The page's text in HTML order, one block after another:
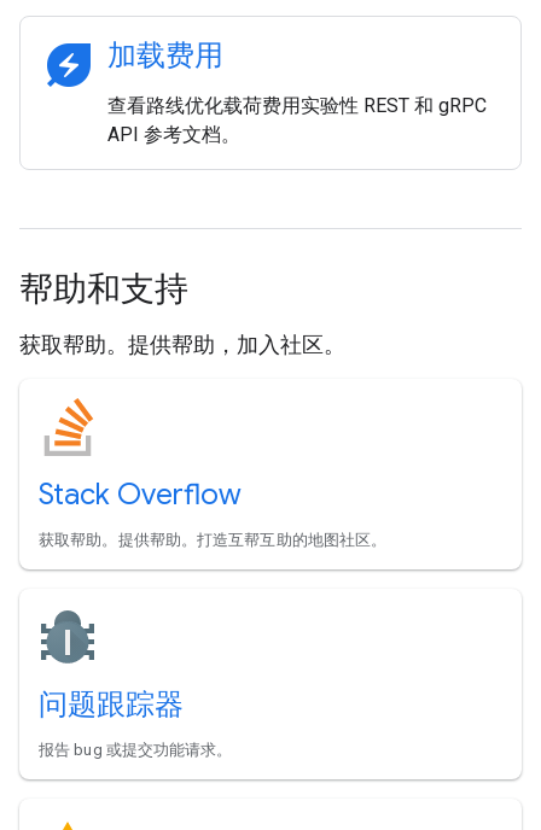
energy_savings_leaf 加载费用
查看路线优化载荷费用实验性 REST 和 gRPC
API 参考文档。
帮助和支持
获取帮助。提供帮助，加入社区。
Stack Overflow
获取帮助。提供帮助。打造互帮互助的地图社区。
问题跟踪器
报告 bug 或提交功能请求。